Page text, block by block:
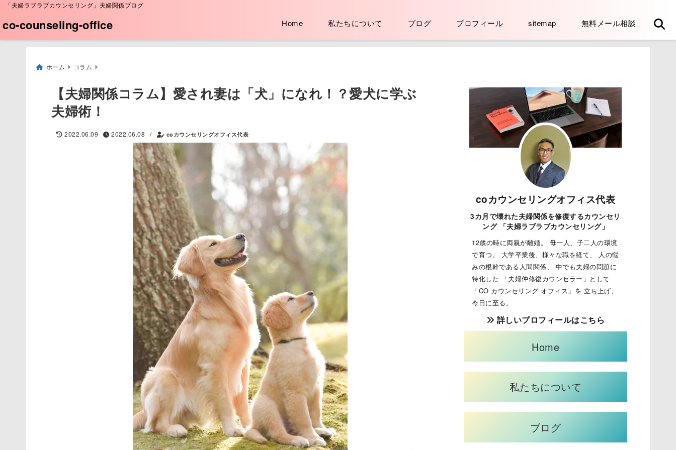
「夫婦ラブラブカウンセリング」夫婦関係ブログ
co-counseling-office Home 私たちについて ブログ プロフィール sitemap 無料メール相談
ホーム コラム
【夫婦関係コラム】愛され妻は「犬」になれ！？愛犬に学ぶ
夫婦術！
2022.06.09 2022.06.08 / coカウンセリングオフィス代表
coカウンセリングオフィス代表
3カ月で壊れた夫婦関係を修復するカウンセリ
ング 「夫婦ラブラブカウンセリング」
12歳の時に両親が離婚。 母一人、子二人の環境
で育つ。 大学卒業後、様々な職を経て、 人の悩
みの根幹である人間関係、 中でも夫婦の問題に
特化した 「夫婦仲修復カウンセラー」として
「CO カウンセリング オフィス」を 立ち上げ、
今日に至る。
詳しいプロフィールはこちら
Home
私たちについて
ブログ